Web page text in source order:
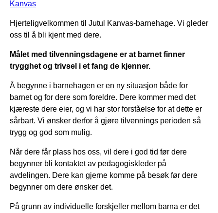
Kanvas
Hjerteligvelkommen til Jutul Kanvas-barnehage. Vi gleder
oss til å bli kjent med dere.
Målet med tilvenningsdagene er at barnet finner
trygghet og trivsel i et fang de kjenner.
Å begynne i barnehagen er en ny situasjon både for
barnet og for dere som foreldre. Dere kommer med det
kjæreste dere eier, og vi har stor forståelse for at dette er
sårbart. Vi ønsker derfor å gjøre tilvennings perioden så
trygg og god som mulig.
Når dere får plass hos oss, vil dere i god tid før dere
begynner bli kontaktet av pedagogiskleder på
avdelingen. Dere kan gjerne komme på besøk før dere
begynner om dere ønsker det.
På grunn av individuelle forskjeller mellom barna er det